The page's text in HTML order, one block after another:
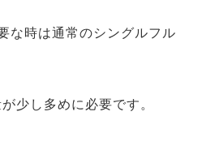
な時は通常のシングルフル
少し多めに必要です。